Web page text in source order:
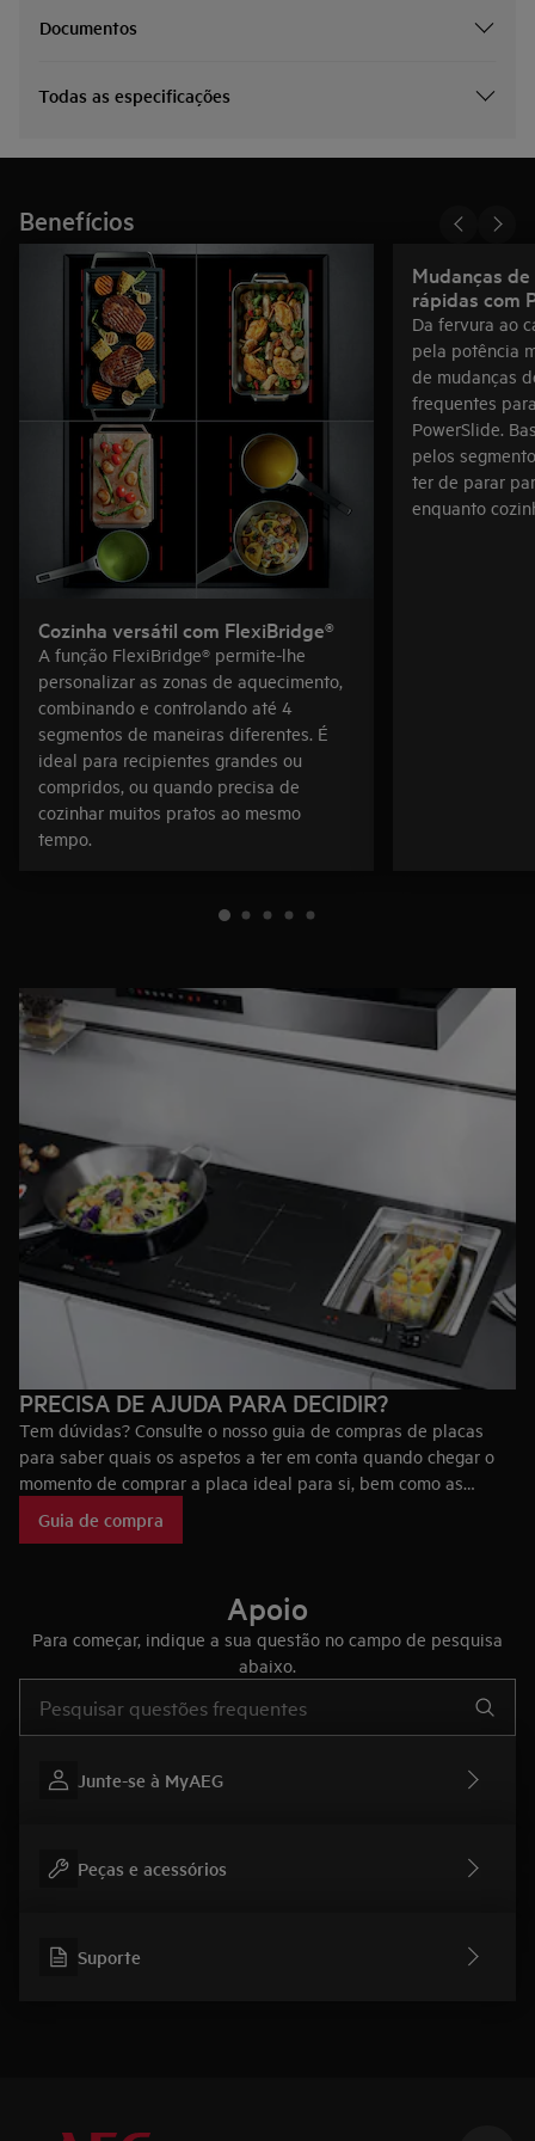
Documentos
Todas as especificações
Benefícios
Cozinha versátil com FlexiBridge®
A função FlexiBridge® permite-lhe
personalizar as zonas de aquecimento,
combinando e controlando até 4
segmentos de maneiras diferentes. É
ideal para recipientes grandes ou
compridos, ou quando precisa de
cozinhar muitos pratos ao mesmo
tempo.
Mudanças
rápidas com
Da fervura ao
pela potência
de mudanças
frequentes
PowerSlide.
pelos
ter de parar
enquanto
PRECISA DE AJUDA PARA DECIDIR?
Tem dúvidas? Consulte o nosso guia de compras de placas
para saber quais os aspetos a ter em conta quando chegar o
momento de comprar a placa ideal para si, bem como as
Guia de compra
Apoio
Para começar, indique a sua questão no campo de pesquisa
abaixo.
Junte-se à MyAEG
Peças e acessórios
Suporte